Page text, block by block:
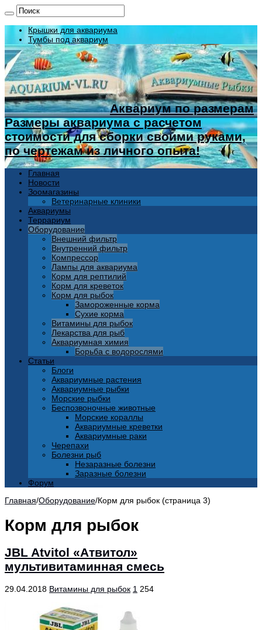
Крышки для аквариума
Тумбы под аквариум
Аквариум по размерам
Размеры аквариума с расчетом
стоимости для сборки своими руками,
по чертежам из личного опыта!
Главная
Новости
Зоомагазины
Ветеринарные клиники
Аквариумы
Террариум
Оборудование
Внешний фильтр
Внутренний фильтр
Компрессор
Лампы для аквариума
Корм для рептилий
Корм для креветок
Корм для рыбок
Замороженные корма
Сухие корма
Витамины для рыбок
Лекарства для рыб
Аквариумная химия
Борьба с водорослями
Статьи
Блоги
Аквариумные растения
Аквариумные рыбки
Морские рыбки
Беспозвоночные животные
Морские кораллы
Аквариумные креветки
Аквариумные раки
Черепахи
Болезни рыб
Незаразные болезни
Заразные болезни
Форум
Главная/Оборудование/Корм для рыбок (страница 3)
Корм для рыбок
JBL Atvitol «Атвитол»
мультивитаминная смесь
29.04.2018 Витамины для рыбок 1 254